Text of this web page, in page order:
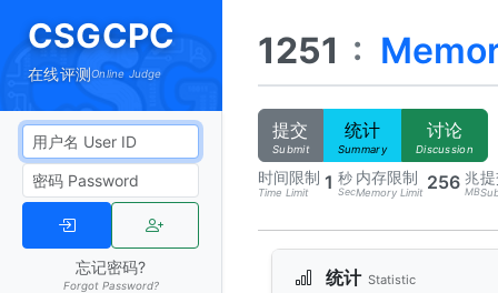
CSGCPC
在线评测Online Judge
忘记密码?
Forgot Password?
1251 :
提交
Submit
统计
Summary
讨论
Discussion
时间限制
Time Limit 1 秒
Sec
内存限制
Memory Limit 256 兆
MB
统计 Statistic